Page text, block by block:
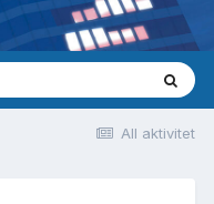
All aktivitet